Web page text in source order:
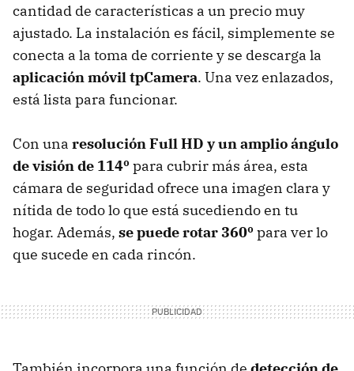
cantidad de características a un precio muy
ajustado. La instalación es fácil, simplemente se
conecta a la toma de corriente y se descarga la
aplicación móvil tpCamera. Una vez enlazados,
está lista para funcionar.
Con una resolución Full HD y un amplio ángulo
de visión de 114º para cubrir más área, esta
cámara de seguridad ofrece una imagen clara y
nítida de todo lo que está sucediendo en tu
hogar. Además, se puede rotar 360º para ver lo
que sucede en cada rincón.